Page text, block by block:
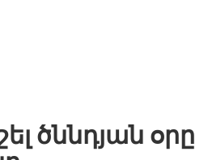
ծննդյան օրը